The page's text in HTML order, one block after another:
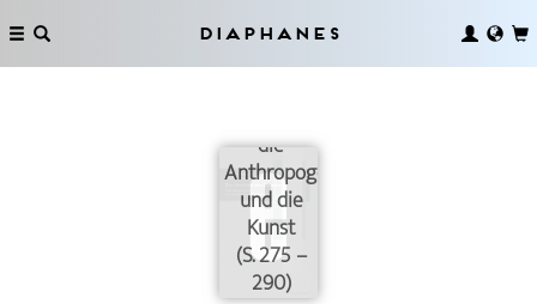
Diaphanes
Das
die
Anthropogeographie
und die
Kunst
(S. 275 –
290)